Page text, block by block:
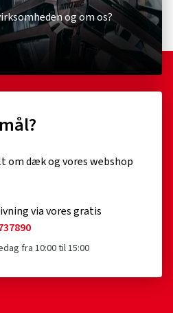
Länge 185 mm
og om os?
om dæk og vores webshop
via vores gratis
fra 10:00 til 15:00